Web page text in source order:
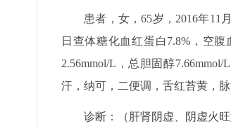
患者，女，65岁，2016年11
日查体糖化血红蛋白7.8%，空腹
2.56mmol/L，总胆固醇
汗，纳可，二便调，舌红苔黄，脉
诊断：（肝肾阴虚、阴虚火